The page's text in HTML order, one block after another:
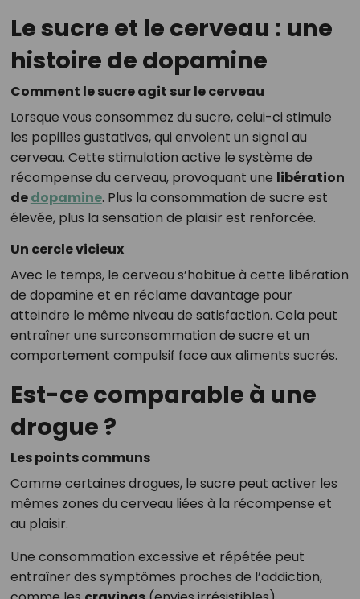
Le sucre et le cerveau : une
histoire de dopamine
Comment le sucre agit sur le cerveau
Lorsque vous consommez du sucre, celui-ci stimule
les papilles gustatives, qui envoient un signal au
cerveau. Cette stimulation active le système de
récompense du cerveau, provoquant une libération
dedopamine. Plus la consommation de sucre est
élevée, plus la sensation de plaisir est renforcée.
Un cercle vicieux
Avec le temps, le cerveau s’habitue à cette libération
de dopamine et en réclame davantage pour
atteindre le même niveau de satisfaction. Cela peut
entraîner une surconsommation de sucre et un
comportement compulsif face aux aliments sucrés.
Est-ce comparable à une
drogue ?
Les points communs
Comme certaines drogues, le sucre peut activer les
mêmes zones du cerveau liées à la récompense et
au plaisir.
Une consommation excessive et répétée peut
entraîner des symptômes proches de l’addiction,